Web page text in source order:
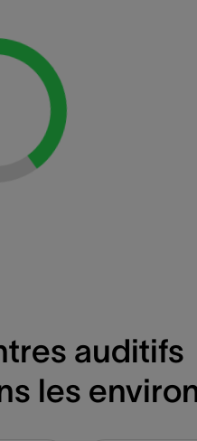
Loading...
auditifs
les